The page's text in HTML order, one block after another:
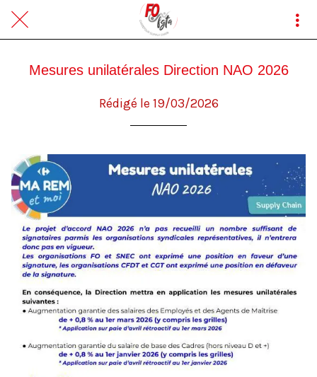
Mesures unilatérales Direction NAO 2026
Rédigé le 19/03/2026